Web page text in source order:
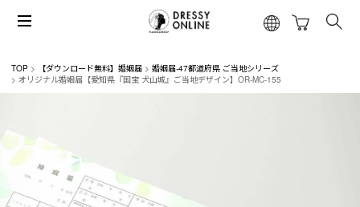
TOP 【ダウンロード無料】婚姻届
婚姻届-47都道府県 ご当地シリーズ
オリジナル婚姻届【愛知県『国宝 犬山城』ご当地デザイン】OR-MC-155